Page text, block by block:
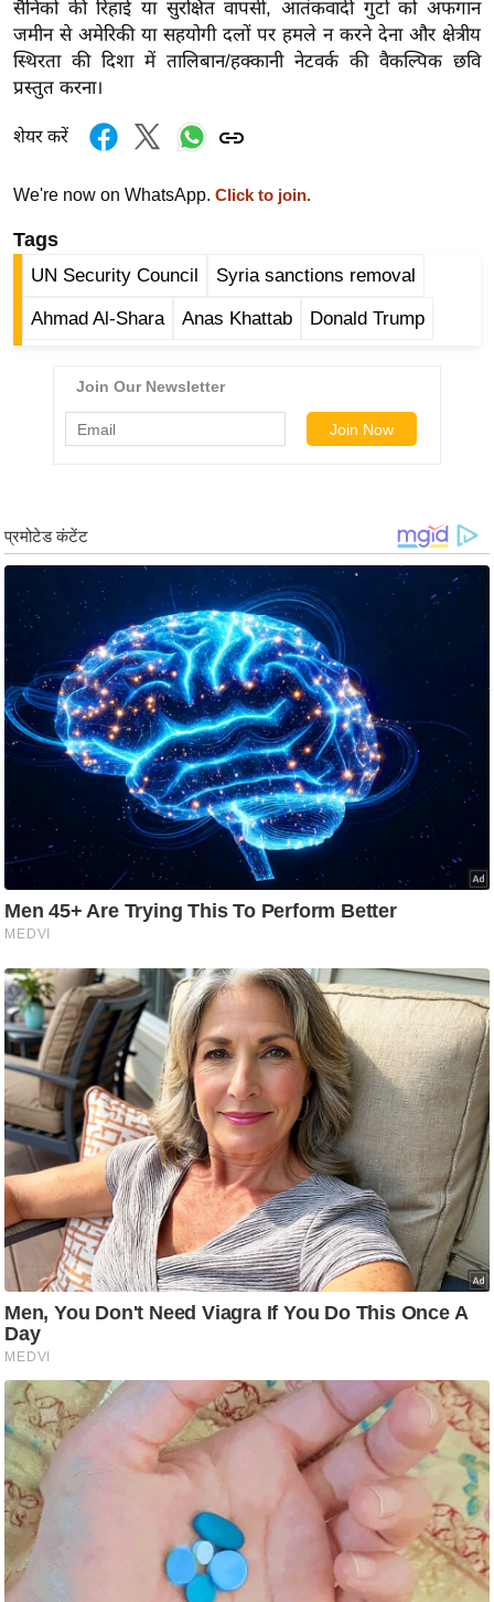
/
फै
श
न
घ
लू
स्खे
प
र्य
ने
स
त्रा
रि
ले
श
न
शि
ज
नी
ति
वि
श्ले
ष
ण
स
म
सा
म
यि
क
मा
भू
मि
स्तं
भ
ए
म
.
आ
र
.
सैनिकों की रिहाई या सुरक्षित वापसी, आतंकवादी गुटों को अफगान
जमीन से अमेरिकी या सहयोगी दलों पर हमले न करने देना और क्षेत्रीय
स्थिरता की दिशा में तालिबान/हक्कानी नेटवर्क की वैकल्पिक छवि
प्रस्तुत करना।
शेयर करें
We're now on WhatsApp. Click to join.
Tags
UN Security Council Syria sanctions removal
Ahmad Al-Shara Anas Khattab Donald Trump